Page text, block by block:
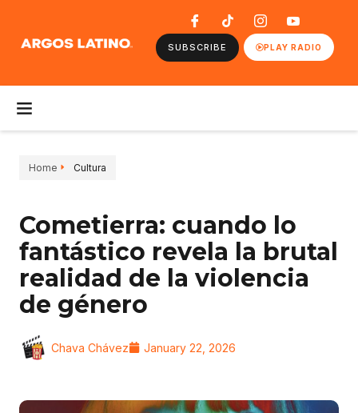
SUBSCRIBE PLAY RADIO
Home Cultura
Cometierra: cuando lo
fantástico revela la brutal
realidad de la violencia
de género
Chava Chávez January 22, 2026